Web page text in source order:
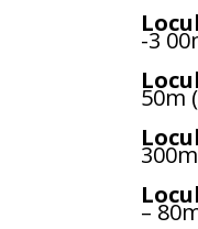
-3
50m
–